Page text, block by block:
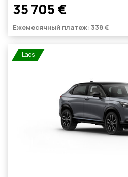
35 705 €
Ежемесячный платеж: 338 €
Laos